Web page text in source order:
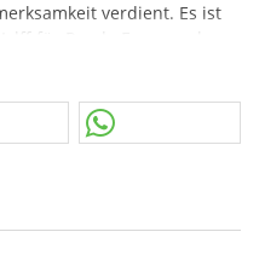
verdient. Es ist
für Panda Feuerwerk
Whisky und auch alle
helfen kann, verdient